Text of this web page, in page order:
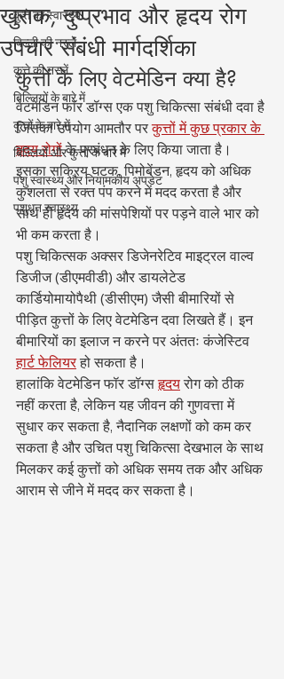
कुत्ते का स्वास्थ्य
बिल्ली की नस्लें
कुत्ते की नस्लें
बिल्लियों के बारे में
कुत्तों के बारे में
बिल्लियों और कुत्तों के बारे में
पशु स्वास्थ्य और नियामकीय अपडेट
पशुधन स्वास्थ्य
खुराक, दुष्प्रभाव और हृदय रोग
उपचार संबंधी मार्गदर्शिका
कुत्तों के लिए वेटमेडिन क्या है?
वेटमेडिन फॉर डॉग्स एक पशु चिकित्सा संबंधी दवा है
जिसका उपयोग आमतौर पर कुत्तों में कुछ प्रकार के
हृदय रोगों के प्रबंधन के लिए किया जाता है।
इसका सक्रिय घटक, पिमोबेंडन, हृदय को अधिक
कुशलता से रक्त पंप करने में मदद करता है और
साथ ही हृदय की मांसपेशियों पर पड़ने वाले भार को
भी कम करता है।
पशु चिकित्सक अक्सर डिजेनरेटिव माइट्रल वाल्व
डिजीज (डीएमवीडी) और डायलेटेड
कार्डियोमायोपैथी (डीसीएम) जैसी बीमारियों से
पीड़ित कुत्तों के लिए वेटमेडिन दवा लिखते हैं। इन
बीमारियों का इलाज न करने पर अंततः कंजेस्टिव
हार्ट फेलियर हो सकता है।
हालांकि वेटमेडिन फॉर डॉग्स हृदय रोग को ठीक
नहीं करता है, लेकिन यह जीवन की गुणवत्ता में
सुधार कर सकता है, नैदानिक लक्षणों को कम कर
सकता है और उचित पशु चिकित्सा देखभाल के साथ
मिलकर कई कुत्तों को अधिक समय तक और अधिक
आराम से जीने में मदद कर सकता है।